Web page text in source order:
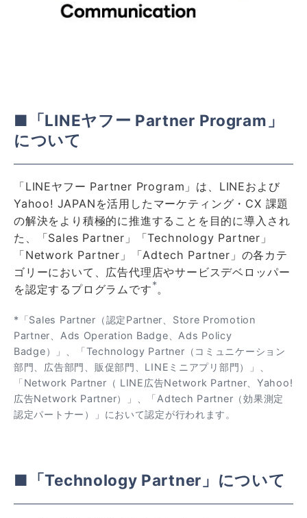
■「LINEヤフー Partner Program」
について
「LINEヤフー Partner Program」は、LINEおよび
Yahoo! JAPANを活用したマーケティング・CX 課題
の解決をより積極的に推進することを目的に導入され
た、「Sales Partner」「Technology Partner」
「Network Partner」「Adtech Partner」の各カテ
ゴリーにおいて、広告代理店やサービスデベロッパー
を認定するプログラムです*。
*「Sales Partner（認定Partner、Store Promotion
Partner、Ads Operation Badge、Ads Policy
Badge）」、「Technology Partner（コミュニケーション
部門、広告部門、販促部門、LINEミニアプリ部門）」、
「Network Partner（ LINE広告Network Partner、Yahoo!
広告Network Partner）」、「Adtech Partner（効果測定
認定パートナー）」において認定が行われます。
■「Technology Partner」について